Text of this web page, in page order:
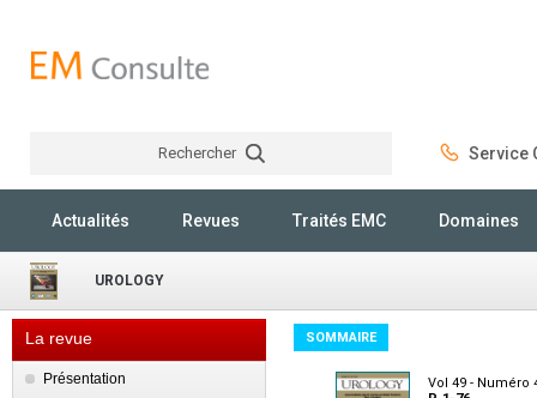
Rechercher Service
Actualités Revues Traités EMC Domaines
UROLOGY
La revue
Présentation
SOMMAIRE
Vol 49 - Numéro